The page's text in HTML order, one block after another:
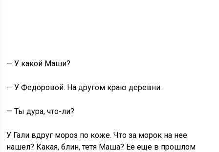
— У какой Маши?
— У Федоровой. На другом краю деревни.
— Ты дура, что-ли?
У Гали вдруг мороз по коже. Что за морок на нее
нашел? Какая, блин, тетя Маша? Ее еще в прошлом